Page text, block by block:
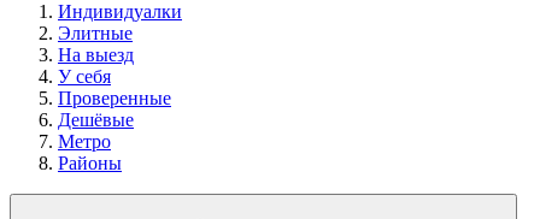
Индивидуалки
Элитные
На выезд
У себя
Проверенные
Дешёвые
Метро
Районы